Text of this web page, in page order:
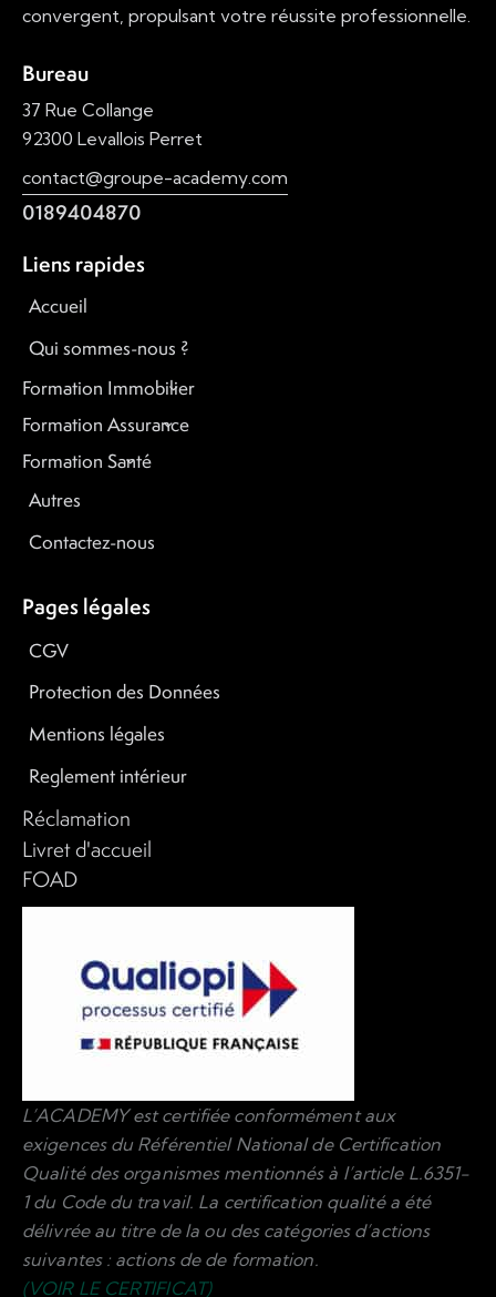
convergent, propulsant votre réussite professionnelle.
Bureau
37 Rue Collange
92300 Levallois Perret
contact@groupe-academy.com
0189404870
Liens rapides
Accueil
Qui sommes-nous ?
Formation Immobilier
Formation Assurance
Formation Santé
Autres
Contactez-nous
Pages légales
CGV
Protection des Données
Mentions légales
Reglement intérieur
Réclamation
Livret d'accueil
FOAD
L’ACADEMY est certifiée conformément aux
exigences du Référentiel National de Certification
Qualité des organismes mentionnés à l’article L.6351-
1 du Code du travail. La certification qualité a été
délivrée au titre de la ou des catégories d’actions
suivantes : actions de de formation.
(VOIR LE CERTIFICAT)